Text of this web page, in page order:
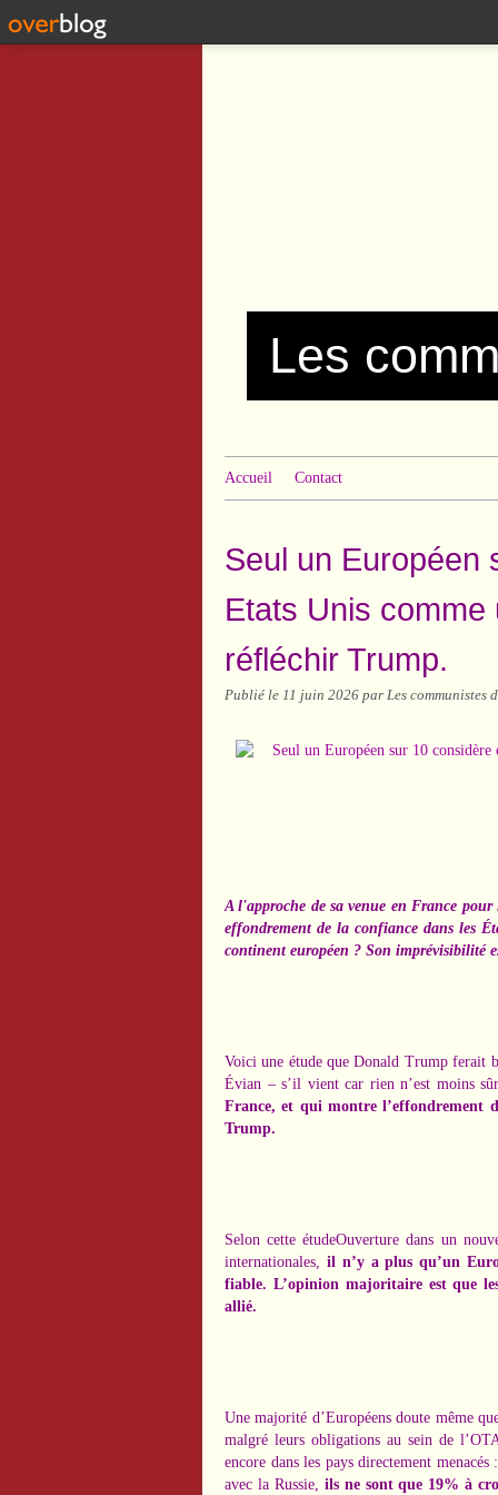
Accueil Contact
Seul un Européen
Etats Unis
réfléchir Trump.
Publié le 11 juin 2026 par Les communistes
A l'approche de sa venue en France
effondrement de la confiance dans les
continent européen ? Son imprévisibilité
Voici une étude que Donald Trump ferait
Évian – s’il vient car rien n’est moins
France, et qui montre l’effondrement
Trump.
Selon cette étudeOuverture dans un
internationales, il n’y a plus qu’un
fiable. L’opinion majoritaire est que
allié.
Une majorité d’Européens doute même
malgré leurs obligations au sein de
encore dans les pays directement
avec la Russie, ils ne sont que 19% à